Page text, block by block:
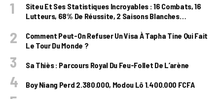
Siteu Et Ses Statistiques Incroyables : 16 Combats, 16
Lutteurs, 68% De Réussite, 2 Saisons Blanches…
Comment Peut-On Refuser Un Visa À Tapha Tine Qui Fait
Le Tour Du Monde ?
Sa Thiès : Parcours Royal Du Feu-Follet De L’arène
Boy Niang Perd 2.380.000, Modou Lô 1.400.000 FCFA